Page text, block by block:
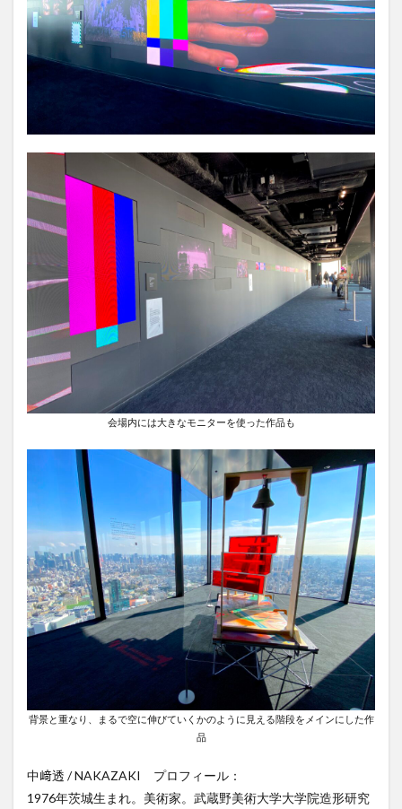
会場内には大きなモニターを使った作品も
背景と重なり、まるで空に伸びていくかのように見える階段をメインにした作
品
中﨑透 / NAKAZAKI プロフィール：
1976年茨城生まれ。美術家。武蔵野美術大学大学院造形研究